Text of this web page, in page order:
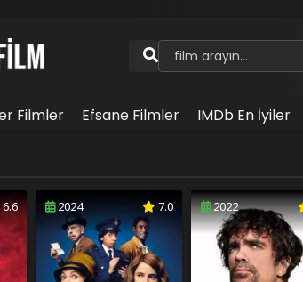
Filmler Efsane Filmler IMDb En İyiler
6.6 2024 7.0 2022